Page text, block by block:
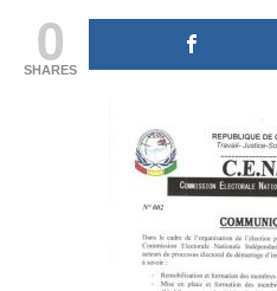
0
SHARES